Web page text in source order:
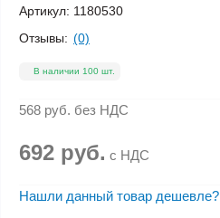
Артикул: 1180530
Отзывы: (0)
В наличии 100 шт.
568 руб. без НДС
692 руб. с НДС
Нашли данный товар дешевле?